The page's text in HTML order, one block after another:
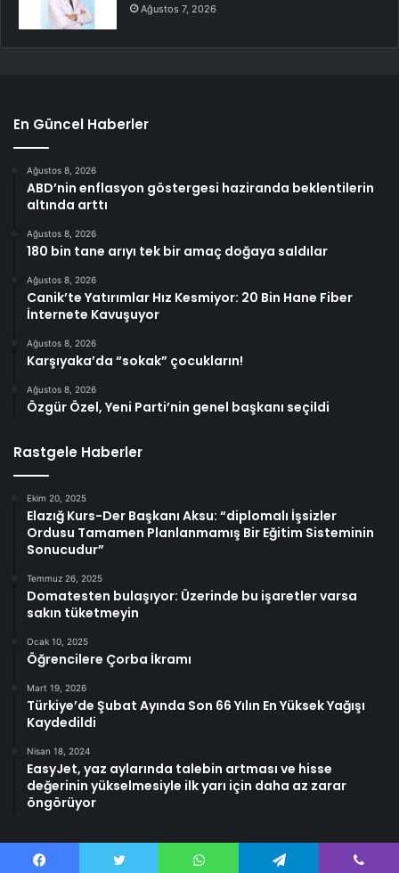
Ağustos 7, 2026
En Güncel Haberler
Ağustos 8, 2026
ABD’nin enflasyon göstergesi haziranda beklentilerin
altında arttı
Ağustos 8, 2026
180 bin tane arıyı tek bir amaç doğaya saldılar
Ağustos 8, 2026
Canik’te Yatırımlar Hız Kesmiyor: 20 Bin Hane Fiber
İnternete Kavuşuyor
Ağustos 8, 2026
Karşıyaka’da “sokak” çocukların!
Ağustos 8, 2026
Özgür Özel, Yeni Parti’nin genel başkanı seçildi
Rastgele Haberler
Ekim 20, 2025
Elazığ Kurs-Der Başkanı Aksu: “diplomalı İşsizler
Ordusu Tamamen Planlanmamış Bir Eğitim Sisteminin
Sonucudur”
Temmuz 26, 2025
Domatesten bulaşıyor: Üzerinde bu işaretler varsa
sakın tüketmeyin
Ocak 10, 2025
Öğrencilere Çorba İkramı
Mart 19, 2026
Türkiye’de Şubat Ayında Son 66 Yılın En Yüksek Yağışı
Kaydedildi
Nisan 18, 2024
EasyJet, yaz aylarında talebin artması ve hisse
değerinin yükselmesiyle ilk yarı için daha az zarar
öngörüyor